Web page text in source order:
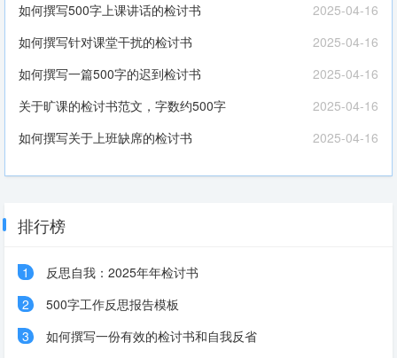
2025-04-16
如何撰写500字上课讲话的检讨书
2025-04-16
如何撰写针对课堂干扰的检讨书
2025-04-16
如何撰写一篇500字的迟到检讨书
2025-04-16
关于旷课的检讨书范文，字数约500字
2025-04-16
如何撰写关于上班缺席的检讨书
排行榜
1
反思自我：2025年年检讨书
2
500字工作反思报告模板
3
如何撰写一份有效的检讨书和自我反省